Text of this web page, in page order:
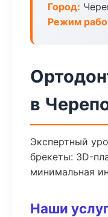
Город:
Режим
в
Экспертный
брекеты: 3D-
минимальная
Наши